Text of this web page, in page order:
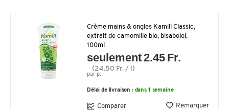
Crème mains & ongles Kamill Classic,
extrait de camomille bio, bisabolol,
100ml
seulement 2.45 Fr.
(24.50 Fr. / l)
par p.
Délai de livraison : dans 1 semaine
Comparer Remarquer